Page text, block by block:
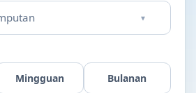
▾
Mingguan Bulanan